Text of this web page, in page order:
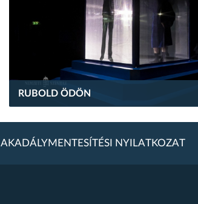
RUBOLD ÖDÖN
AKADÁLYMENTESÍTÉSI NYILATKOZAT